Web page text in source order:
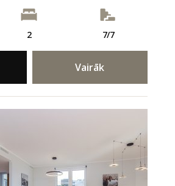
2 7/7
Vairāk